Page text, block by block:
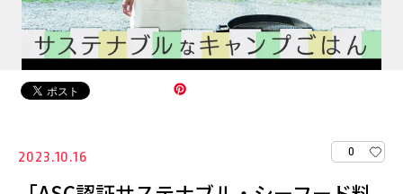
2023.10.16 0